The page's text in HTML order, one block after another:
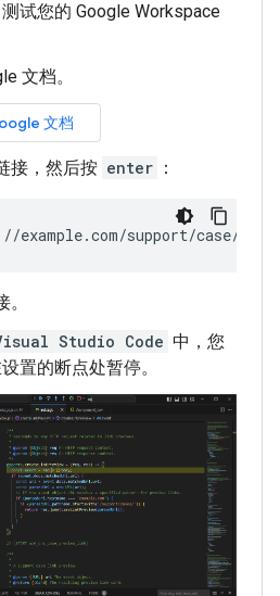
试您的 Google Workspace
文档。
文档
接，然后按 enter ：
Studio Code 中，您
置的断点处暂停。